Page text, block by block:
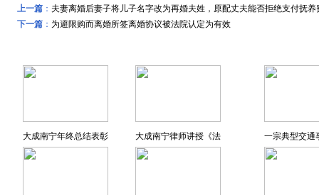
上一篇： 夫妻离婚后妻子将儿子名字改为再婚夫姓，原配丈夫能否拒绝支付抚养
下一篇： 为避限购而离婚所签离婚协议被法院认定为有效
大成南宁年终总结表彰 大成南宁律师讲授《法 一宗典型交通